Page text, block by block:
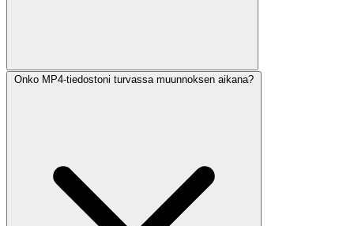
Onko MP4-tiedostoni turvassa muunnoksen aikana?